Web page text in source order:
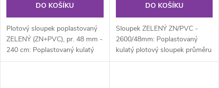
DO KOŠÍKU
Plotový sloupek poplastovaný
ZELENÝ (ZN+PVC), pr. 48 mm -
240 cm: Poplastovaný kulatý
plotový sloupek průměru 48
DO KOŠÍKU
Sloupek ZELENÝ ZN/PVC -
2600/48mm: Poplastovaný
kulatý plotový sloupek průměru
48 mm, výška 260 cm.